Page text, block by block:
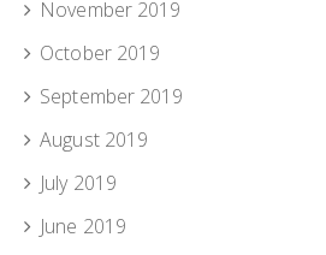
November 2019
October 2019
September 2019
August 2019
July 2019
June 2019